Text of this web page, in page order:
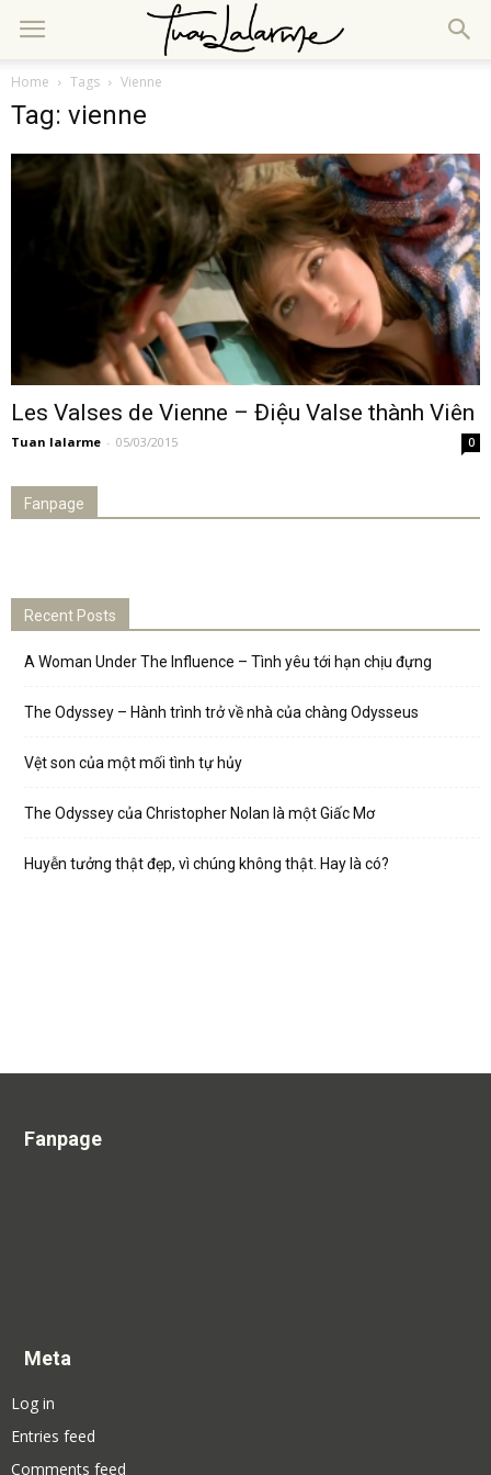
Home Tags Vienne
Tag: vienne
Les Valses de Vienne – Điệu Valse thành Viên
Tuan lalarme - 05/03/2015 0
Fanpage
Recent Posts
A Woman Under The Influence – Tình yêu tới hạn chịu đựng
The Odyssey – Hành trình trở về nhà của chàng Odysseus
Vệt son của một mối tình tự hủy
The Odyssey của Christopher Nolan là một Giấc Mơ
Huyễn tưởng thật đẹp, vì chúng không thật. Hay là có?
Fanpage
Meta
Log in
Entries feed
Comments feed